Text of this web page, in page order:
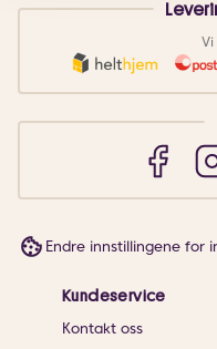
Vi
Endre innstillingene for
Kundeservice
Kontakt oss